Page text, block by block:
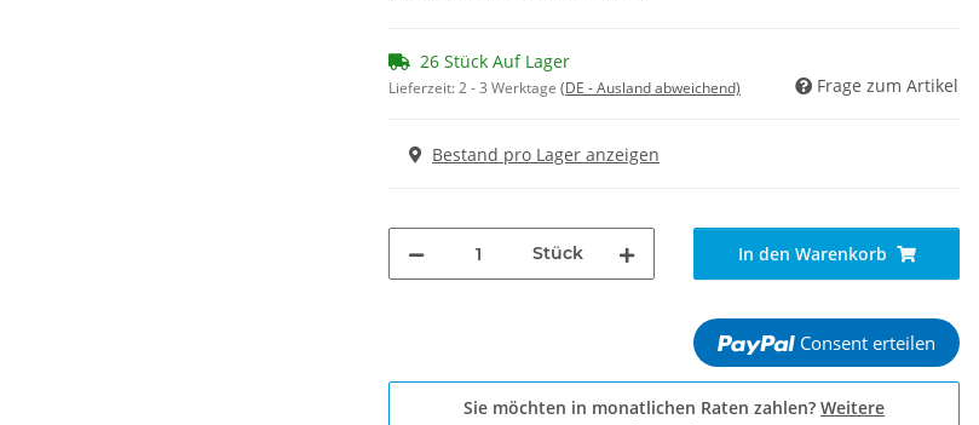
26 Stück Auf Lager
Lieferzeit:2 - 3 Werktage (DE - Ausland abweichend) Frage zum Artikel
Bestand pro Lager anzeigen
Stück In den Warenkorb
Consent erteilen
Sie möchten in monatlichen Raten zahlen? Weitere